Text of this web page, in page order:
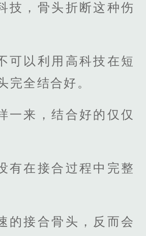
技，骨头折断这种伤
可以利用高科技在短
完全结合好。
一来，结合好的仅仅
有在接合过程中完整
的接合骨头，反而会